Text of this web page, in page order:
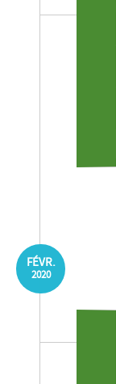
FÉVR.
2020